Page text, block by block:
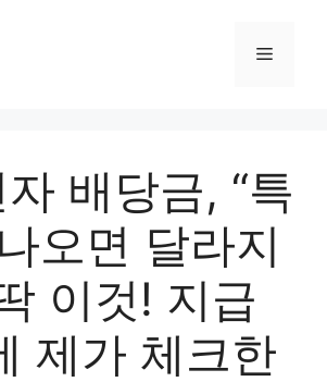
Menu
배당금, “특
오면 달라지
이것! 지급
제가 체크한